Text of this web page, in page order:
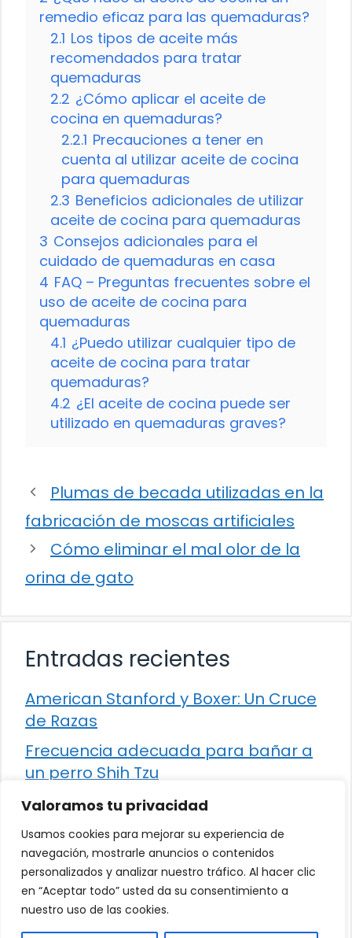
Valoramos tu privacidad
Usamos cookies para mejorar su experiencia de
navegación, mostrarle anuncios o contenidos
personalizados y analizar nuestro tráfico. Al hacer clic
en “Aceptar todo” usted da su consentimiento a
nuestro uso de las cookies.
remedio eficaz para las quemaduras?
2.1 Los tipos de aceite más
recomendados para tratar
quemaduras
2.2 ¿Cómo aplicar el aceite de
cocina en quemaduras?
2.2.1 Precauciones a tener en
cuenta al utilizar aceite de cocina
para quemaduras
2.3 Beneficios adicionales de utilizar
aceite de cocina para quemaduras
3 Consejos adicionales para el
cuidado de quemaduras en casa
4 FAQ – Preguntas frecuentes sobre el
uso de aceite de cocina para
quemaduras
4.1 ¿Puedo utilizar cualquier tipo de
aceite de cocina para tratar
quemaduras?
4.2 ¿El aceite de cocina puede ser
utilizado en quemaduras graves?
Plumas de becada utilizadas en la
fabricación de moscas artificiales
Cómo eliminar el mal olor de la
orina de gato
Entradas recientes
American Stanford y Boxer: Un Cruce
de Razas
Frecuencia adecuada para bañar a
un perro Shih Tzu
Comparación entre Apache Storm y
Spark Streaming
Cómo detener la diarrea en un gato
¿Los frutos rojos son seguros para
que los perros los consuman?